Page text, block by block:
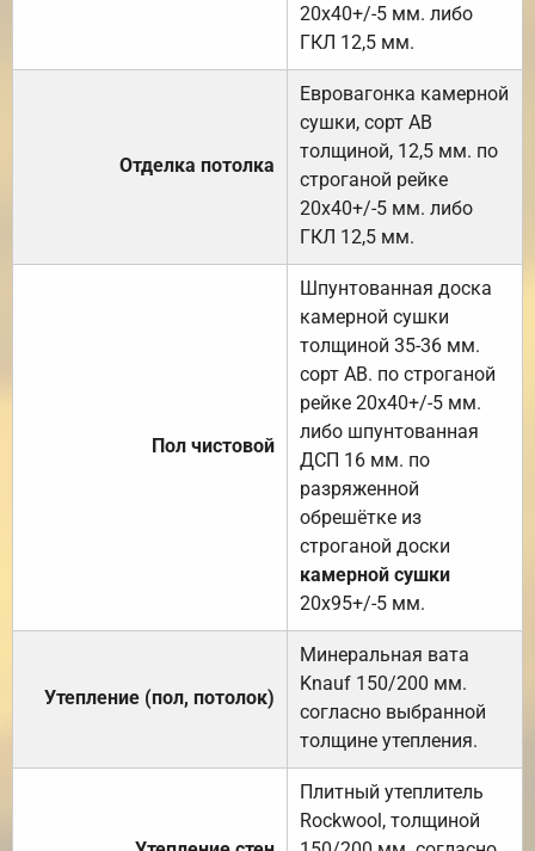
20х40+/-5 мм. либо
ГКЛ 12,5 мм.
Отделка потолка
Евровагонка камерной
сушки, сорт АВ
толщиной, 12,5 мм. по
строганой рейке
20х40+/-5 мм. либо
ГКЛ 12,5 мм.
Пол чистовой
Шпунтованная доска
камерной сушки
толщиной 35-36 мм.
сорт АВ. по строганой
рейке 20х40+/-5 мм.
либо шпунтованная
ДСП 16 мм. по
разряженной
обрешётке из
строганой доски
камерной сушки
20х95+/-5 мм.
Утепление (пол, потолок)
Минеральная вата
Knauf 150/200 мм.
согласно выбранной
толщине утепления.
Плитный утеплитель
Rockwool, толщиной